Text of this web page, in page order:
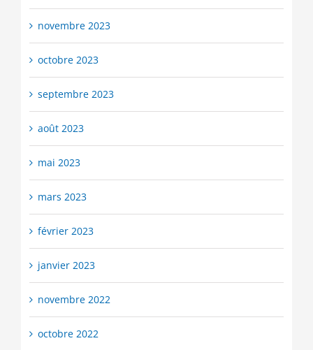
novembre 2023
octobre 2023
septembre 2023
août 2023
mai 2023
mars 2023
février 2023
janvier 2023
novembre 2022
octobre 2022